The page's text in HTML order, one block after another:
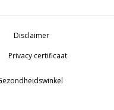
Disclaimer
Privacy certificaat